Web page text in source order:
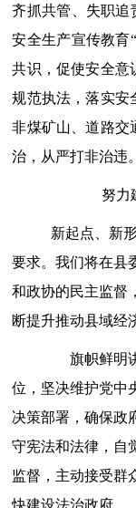
齐抓共管、失职追
安全生产宣传教育
共识，促使安全意
规范执法，落实安
非煤矿山、道路交
治，从严打非治违。
努力
新起点、新
要求。我们将在县
和政协的民主监督
断提升推动县域经
旗帜鲜明
位，坚决维护党中
决策部署，确保政
守宪法和法律，自
监督，主动接受群
快建设法治政府。